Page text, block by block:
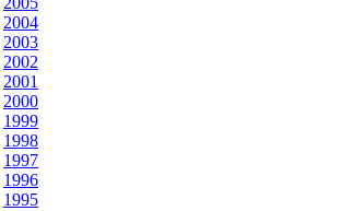
2004
2003
2002
2001
2000
1999
1998
1997
1996
1995